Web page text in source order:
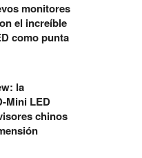
monitores
el increíble
como punta
la
Mini LED
chinos